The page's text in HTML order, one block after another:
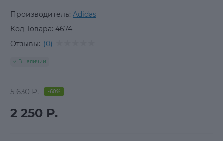
Производитель: Adidas
Код Товара: 4674
Отзывы: (0)
В наличии
5 630 Р. -60%
2 250 Р.